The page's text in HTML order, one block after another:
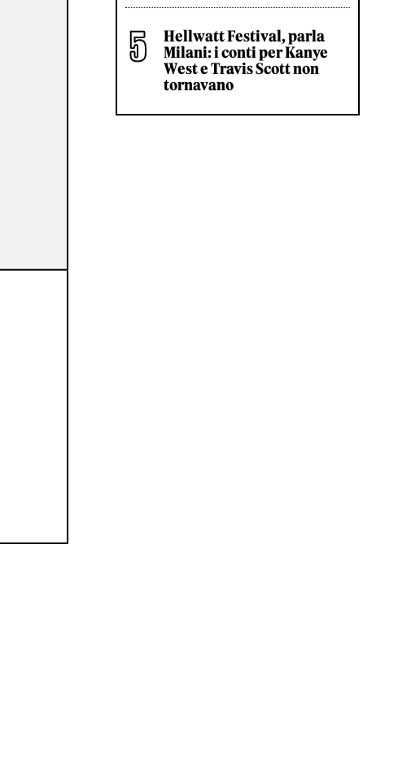
Hellwatt Festival, parla
Milani: i conti per Kanye
West e Travis Scott non
tornavano